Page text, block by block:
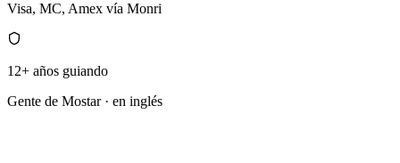
Visa, MC, Amex vía Monri
12+ años guiando
Gente de Mostar · en inglés